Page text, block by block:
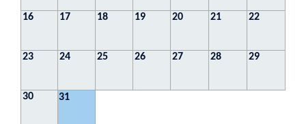
16 17 18 19 20 21 22
23 24 25 26 27 28 29
30 31